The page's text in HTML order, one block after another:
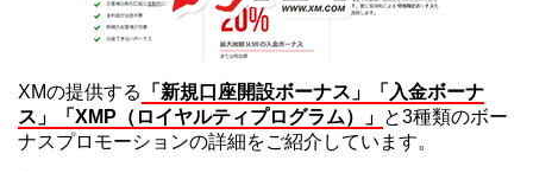
XMの提供する
「新規口座開設ボーナス」「入金ボーナ
ス」「XMP（ロイヤルティプログラム）」 と3種類のボー
ナスプロモーションの詳細をご紹介しています。